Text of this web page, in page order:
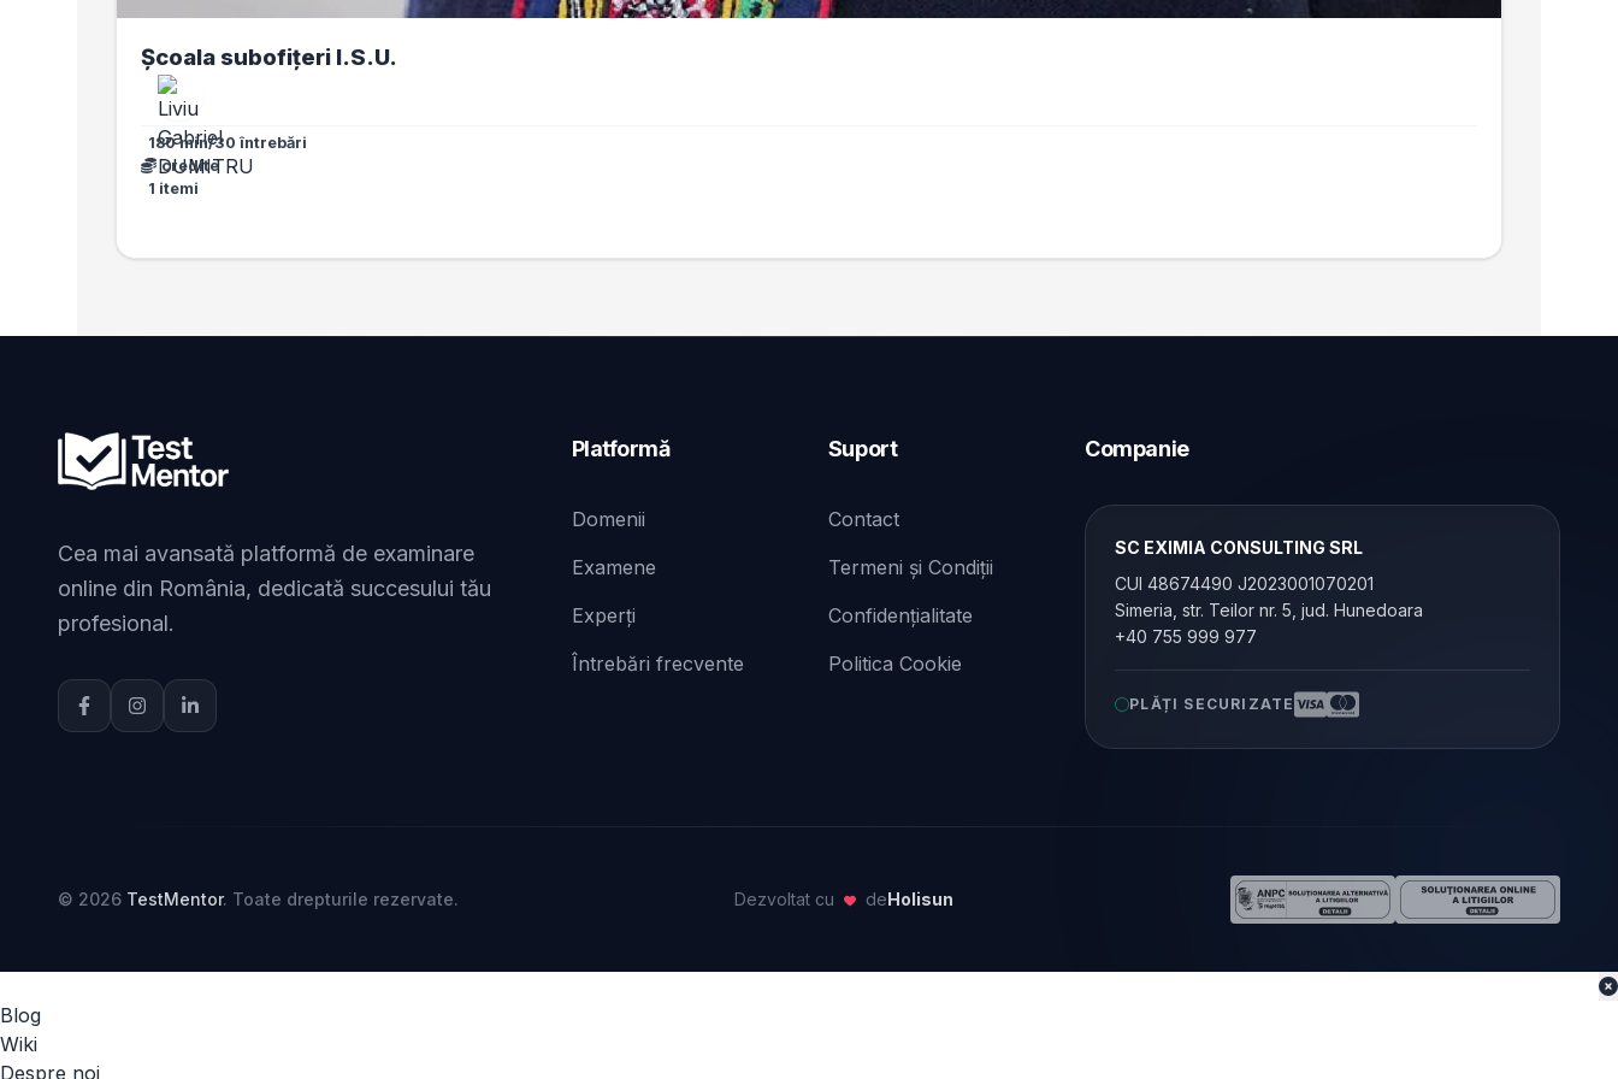
Școala subofițeri I.S.U.
180 min/30 întrebări
credite
1 itemi
Cea mai avansată platformă de examinare
online din România, dedicată succesului tău
profesional.
Platformă
Domenii
Examene
Experți
Întrebări frecvente
Suport
Contact
Termeni și Condiții
Confidențialitate
Politica Cookie
Companie
SC EXIMIA CONSULTING SRL
CUI 48674490 J2023001070201
Simeria, str. Teilor nr. 5, jud. Hunedoara
+40 755 999 977
PLĂȚI SECURIZATE
© 2026 TestMentor. Toate drepturile rezervate. Dezvoltat cu deHolisun
Blog
Wiki
Despre noi